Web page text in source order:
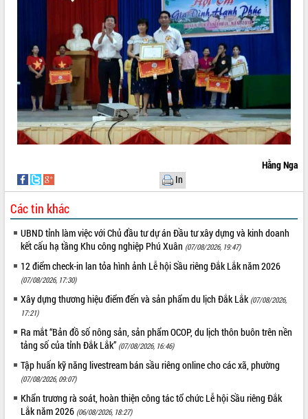
Hằng Nga
In
Các tin khác
UBND tỉnh làm việc với Chủ đầu tư dự án Đầu tư xây dựng và kinh doanh
kết cấu hạ tầng Khu công nghiệp Phú Xuân (07/08/2026, 19:47)
12 điểm check-in lan tỏa hình ảnh Lễ hội Sầu riêng Đắk Lắk năm 2026
(07/08/2026, 17:30)
Xây dựng thương hiệu điểm đến và sản phẩm du lịch Đắk Lắk (07/08/2026,
17:21)
Ra mắt “Bản đồ số nông sản, sản phẩm OCOP, du lịch thôn buôn trên nền
tảng số của tỉnh Đắk Lắk” (07/08/2026, 16:46)
Tập huấn kỹ năng livestream bán sầu riêng online cho các xã, phường
(07/08/2026, 09:07)
Khẩn trương rà soát, hoàn thiện công tác tổ chức Lễ hội Sầu riêng Đắk
Lắk năm 2026 (06/08/2026, 18:27)